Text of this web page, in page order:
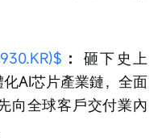
： 砸下史上
AI芯片產業鏈，全面
向全球客戶交付業內